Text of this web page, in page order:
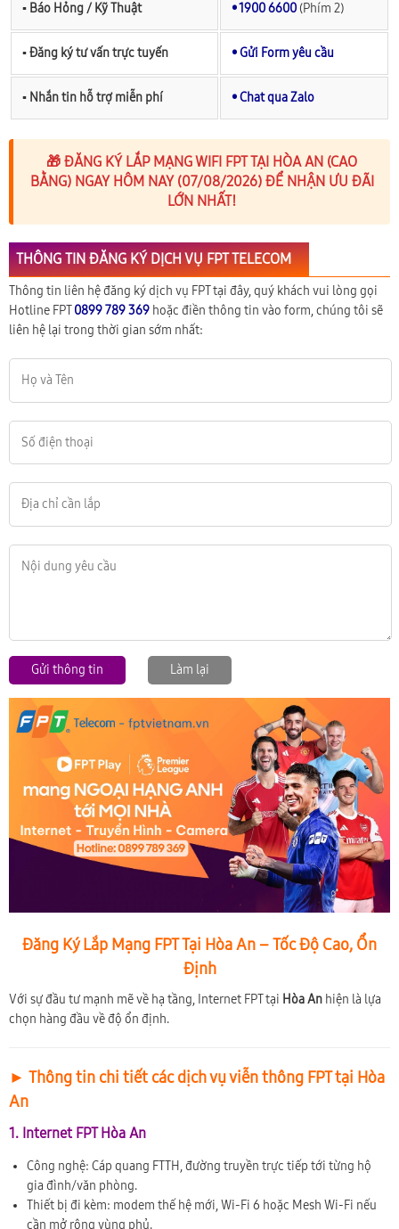
▪︎ Báo Hỏng / Kỹ Thuật • 1900 6600 (Phím 2)
▪︎ Đăng ký tư vấn trực tuyến • Gửi Form yêu cầu
▪︎ Nhắn tin hỗ trợ miễn phí • Chat qua Zalo
🎁 ĐĂNG KÝ LẮP MẠNG WIFI FPT TẠI HÒA AN (CAO
BẰNG) NGAY HÔM NAY (07/08/2026) ĐỂ NHẬN ƯU ĐÃI
LỚN NHẤT!
THÔNG TIN ĐĂNG KÝ DỊCH VỤ FPT TELECOM
Thông tin liên hệ đăng ký dịch vụ FPT tại đây, quý khách vui lòng gọi
Hotline FPT0899 789 369 hoặc điền thông tin vào form, chúng tôi sẽ
liên hệ lại trong thời gian sớm nhất:
Gửi thông tin Làm lại
Đăng Ký Lắp Mạng FPT Tại Hòa An – Tốc Độ Cao, Ổn
Định
Với sự đầu tư mạnh mẽ về hạ tầng, Internet FPT tại Hòa An hiện là lựa
chọn hàng đầu về độ ổn định.
► Thông tin chi tiết các dịch vụ viễn thông FPT tại Hòa
An
1. Internet FPT Hòa An
Công nghệ: Cáp quang FTTH, đường truyền trực tiếp tới từng hộ
gia đình/văn phòng.
Thiết bị đi kèm: modem thế hệ mới, Wi-Fi 6 hoặc Mesh Wi-Fi nếu
cần mở rộng vùng phủ.